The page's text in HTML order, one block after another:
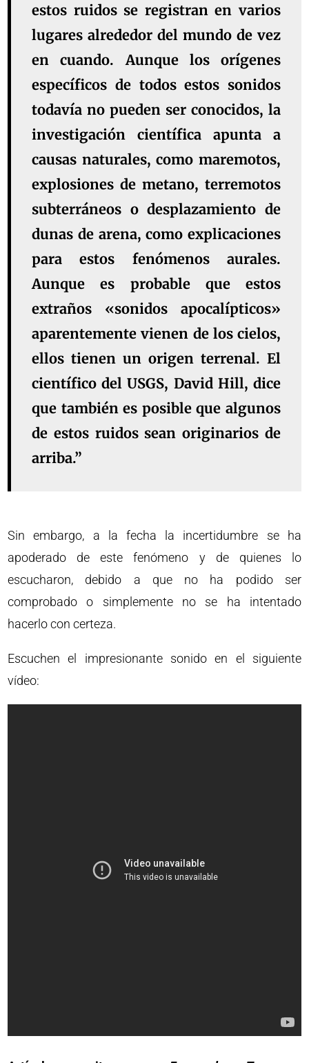
estos ruidos se registran en varios
lugares alrededor del mundo de vez
en cuando. Aunque los orígenes
específicos de todos estos sonidos
todavía no pueden ser conocidos, la
investigación científica apunta a
causas naturales, como maremotos,
explosiones de metano, terremotos
subterráneos o desplazamiento de
dunas de arena, como explicaciones
para estos fenómenos aurales.
Aunque es probable que estos
extraños «sonidos apocalípticos»
aparentemente vienen de los cielos,
ellos tienen un origen terrenal. El
científico del USGS, David Hill, dice
que también es posible que algunos
de estos ruidos sean originarios de
arriba.”
Sin embargo, a la fecha la incertidumbre se ha
apoderado de este fenómeno y de quienes lo
escucharon, debido a que no ha podido ser
comprobado o simplemente no se ha intentado
hacerlo con certeza.
Escuchen el impresionante sonido en el siguiente
vídeo: